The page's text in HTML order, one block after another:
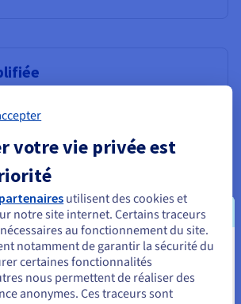
de bord intuitif, OVHcloud vous
services comme laVPS Backup, en
restez ainsi concentré sur vos
sans vous soucier des tâches
quotidiennes.
être localisé en États-
votre vie privée est
utilisent des cookies et
notre site internet. Certains traceurs
au fonctionnement du site.
notamment de garantir la sécurité du
certaines fonctionnalités
nous permettent de réaliser des
anonymes. Ces traceurs sont